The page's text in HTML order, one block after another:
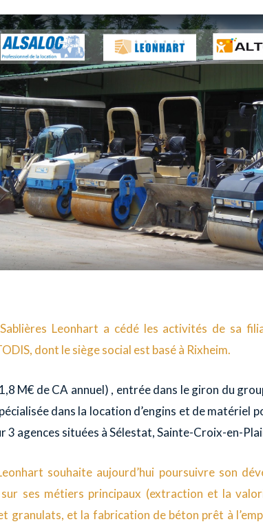
Leonhart a cédé les activités de sa
dont le siège social est basé à Rixheim.
M€ de CA annuel) , entrée dans le giron du
dans la location d’engins et de matériel
3 agences situées à Sélestat, Sainte-Croix-en-
souhaite aujourd’hui poursuivre son
ses métiers principaux (extraction et la
granulats, et la fabrication de béton prêt à